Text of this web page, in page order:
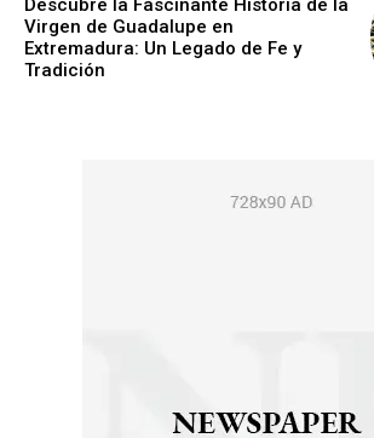
Descubre la Fascinante Historia de la
Virgen de Guadalupe en
Extremadura: Un Legado de Fe y
Tradición